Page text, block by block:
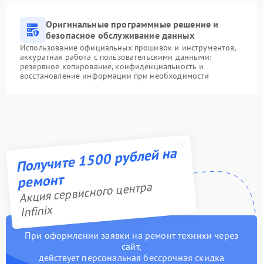
Оригинальные программные решение и
безопасное обслуживание данных
Использование официальных прошивок и инструментов,
аккуратная работа с пользовательскими данными:
резервное копирование, конфиденциальность и
восстановление информации при необходимости
Получите 1500 рублей на
ремонт
Акция сервисного центра
Infinix
При оформлении заявки на ремонт техники через
сайт,
действует персональная бессрочная скидка